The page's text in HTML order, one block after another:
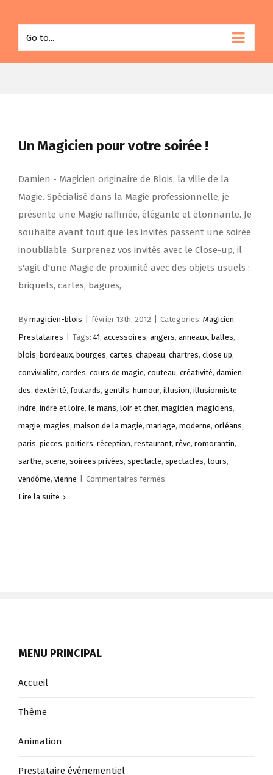
Go to...
Un Magicien pour votre soirée !
Damien - Magicien originaire de Blois, la ville de la
Magie. Spécialisé dans la Magie professionnelle, je
présente une Magie raffinée, élégante et étonnante. Je
souhaite avant tout que les invités passent une soirée
inoubliable. Surprenez vos invités avec le Close-up, il
s'agit d'une Magie de proximité avec des objets usuels :
briquets, cartes, bagues,
By magicien-blois février 13th, 2012 Categories: Magicien,
Prestataires
Tags: 41, accessoires, angers, anneaux, balles,
blois, bordeaux, bourges, cartes, chapeau, chartres, close up,
convivialite, cordes, cours de magie, couteau, créativité, damien,
des, dextérité, foulards, gentils, humour, illusion, illusionniste,
indre, indre et loire, le mans, loir et cher, magicien, magiciens,
magie, magies, maison de la magie, mariage, moderne, orléans,
paris, pieces, poitiers, réception, restaurant, rêve, romorantin,
sarthe, scene, soirées privées, spectacle, spectacles, tours,
vendôme, vienne Commentaires fermés
Lire la suite
MENU PRINCIPAL
Accueil
Thème
Animation
Prestataire événementiel